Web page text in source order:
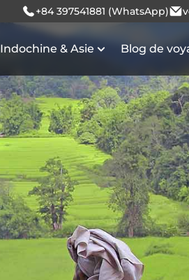
+84 397541881 (WhatsApp)
Indochine & Asie Blog de